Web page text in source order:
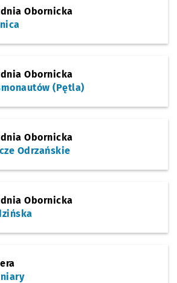
Obornicka
Obornicka
(Pętla)
Obornicka
Odrzańskie
Obornicka